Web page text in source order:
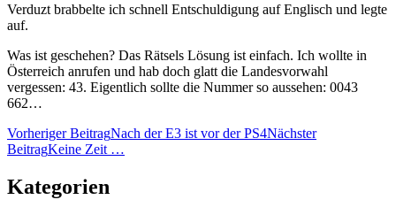
Verduzt brabbelte ich schnell Entschuldigung auf Englisch und legte
auf.
Was ist geschehen? Das Rätsels Lösung ist einfach. Ich wollte in
Österreich anrufen und hab doch glatt die Landesvorwahl
vergessen: 43. Eigentlich sollte die Nummer so aussehen: 0043
662…
Beitragsnavigation
Vorheriger BeitragNach der E3 ist vor der PS4Nächster
BeitragKeine Zeit …
Kategorien